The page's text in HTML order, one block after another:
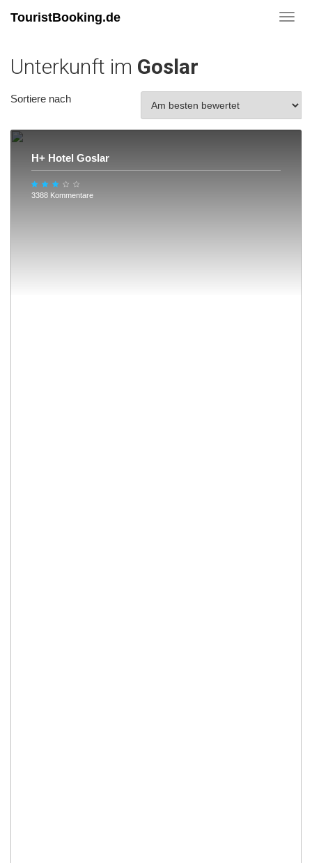
TouristBooking.de
Unterkunft im Goslar
Sortiere nach
H+ Hotel Goslar
3388 Kommentare